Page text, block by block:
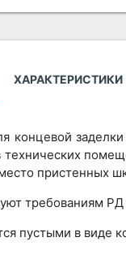
ХАРАКТЕРИСТИКИ
концевой
технических
пристенных
требованиям
пустыми в виде